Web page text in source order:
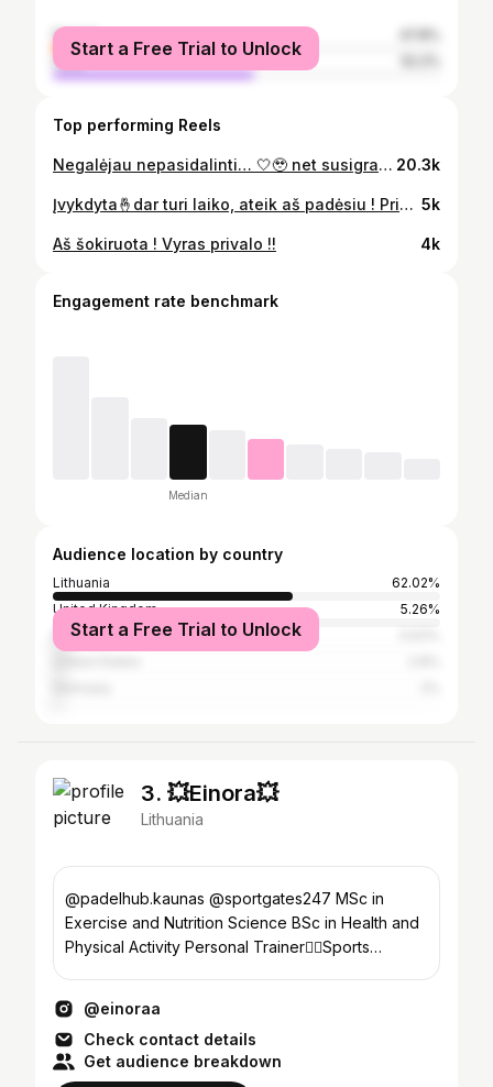
female
male
Start a Free Trial to Unlock
Top performing Reels
Negalėjau nepasidalinti… 🤍🥹 net susigraudinau, pora kurį kartu daugiau nei 61 metus, jis atėjo ir jiedu kalba lyg ką tik susipažinę, taip entuziastingai, šiltai, su meile ❤️ 20.3k
Įvykdyta🤞dar turi laiko, ateik aš padėsiu ! Prisijunk į SVT TEAM 😉🫶 5k
Aš šokiruota ! Vyras privalo !! 4k
Engagement rate benchmark
Median
Audience location by country
Lithuania
62.02%
United Kingdom
5.26%
Russia
Start a Free Trial to Unlock
3. 💥Einora💥
Lithuania
@padelhub.kaunas @sportgates247 MSc in
Exercise and Nutrition Science BSc in Health and
Physical Activity Personal Trainer🏋️‍♀️Sports
@einoraa
Check contact details
Get audience breakdown